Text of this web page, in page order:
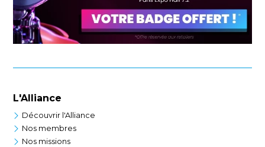
L'Alliance
Découvrir l'Alliance
Nos membres
Nos missions